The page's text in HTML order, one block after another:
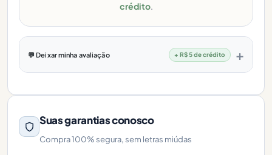
crédito.
💬 Deixar minha avaliação + R$ 5 de crédito
Suas garantias conosco
Compra 100% segura, sem letras miúdas